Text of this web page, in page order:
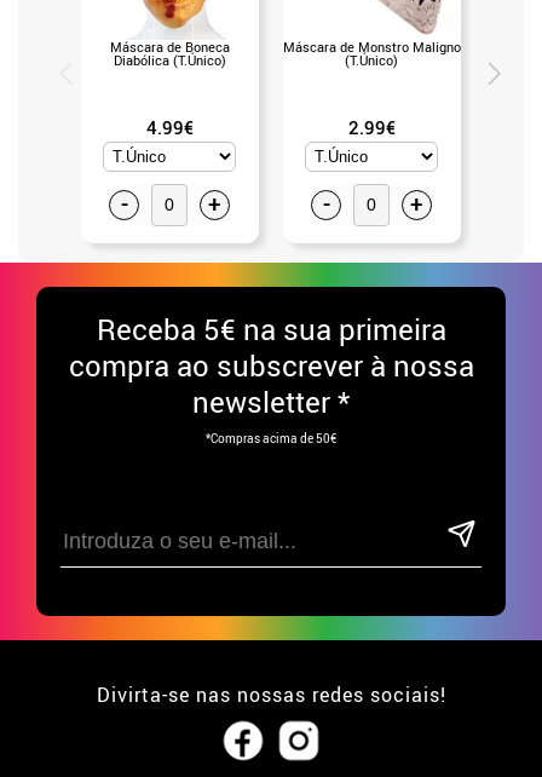
Máscara de Boneca
Diabólica (T.Único)
4.99€
- +
Máscara de Monstro Maligno
(T.Único)
2.99€
- +
Receba 5€ na sua primeira
compra ao subscrever à nossa
newsletter *
*Compras acima de 50€
Divirta-se nas nossas redes sociais!